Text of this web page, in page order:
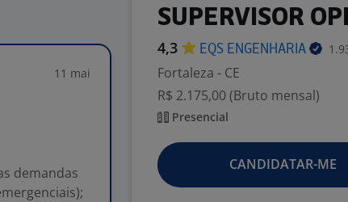
11 mai
demandas
SUPERVISOR
4,3 EQS ENGENHARIA
Fortaleza - CE
R$ 2.175,00 (Bruto mensal)
Presencial
CANDIDATAR-ME